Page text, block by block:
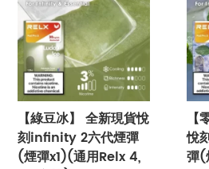
【綠豆冰】 全新現貨悅
刻infinity 2六代煙彈
(煙彈x1)(通用Relx 4,
悅
彈(